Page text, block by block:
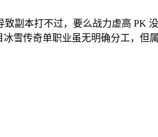
副本打不过，要么战力虚高 PK
雪传奇单职业虽无明确分工，但